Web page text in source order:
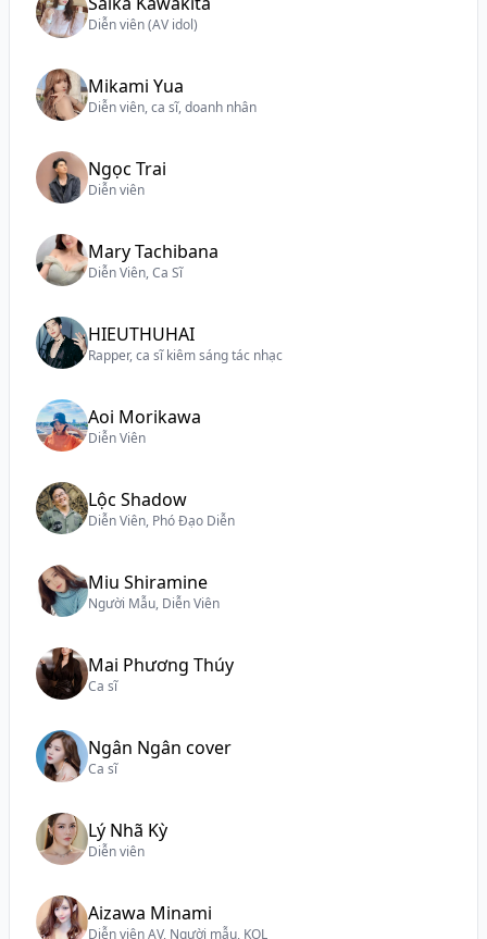
Diễn viên (AV idol)
Mikami Yua
Diễn viên, ca sĩ, doanh nhân
Ngọc Trai
Diễn viên
Mary Tachibana
Diễn Viên, Ca Sĩ
HIEUTHUHAI
Rapper, ca sĩ kiêm sáng tác nhạc
Aoi Morikawa
Diễn Viên
Lộc Shadow
Diễn Viên, Phó Đạo Diễn
Miu Shiramine
Người Mẫu, Diễn Viên
Mai Phương Thúy
Ca sĩ
Ngân Ngân cover
Ca sĩ
Lý Nhã Kỳ
Diễn viên
Aizawa Minami
Diễn viên AV, Người mẫu, KOL